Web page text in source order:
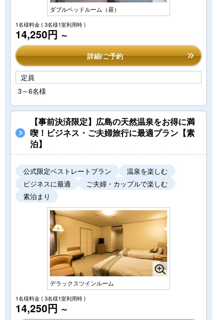
ダブルベッドルーム（昼）
1名様料金( 3名様1室利用時 )
14,250円 ～
詳細/ご予約
定員
3～6名様
【事前決済限定】広島の天然温泉をお得に満
喫！ビジネス・ご夫婦旅行に最適プラン【素
泊】
公式限定ベストレートプラン
温泉を楽しむ
ビジネスに最適
ご夫婦・カップルで楽しむ
素泊まり
デラックスツインルーム
1名様料金( 3名様1室利用時 )
14,250円 ～